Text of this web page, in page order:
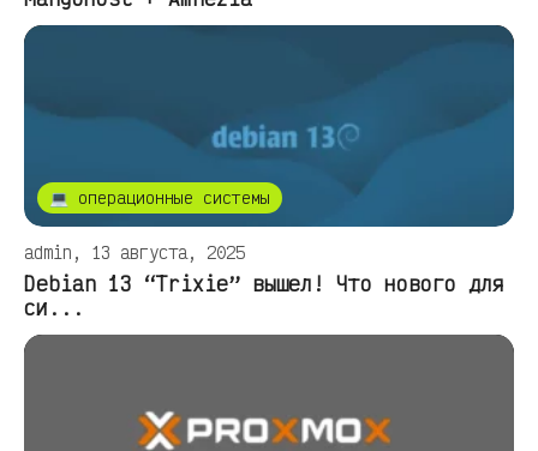
💻 операционные системы
admin, 13 августа, 2025
Debian 13 “Trixie” вышел! Что нового для
си...